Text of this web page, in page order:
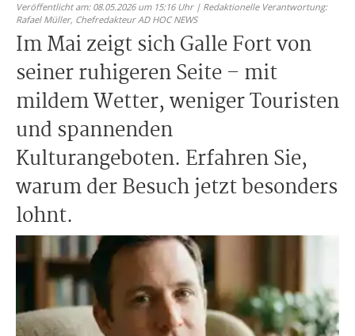
Veröffentlicht am: 08.05.2026 um 15:16 Uhr | Redaktionelle Verantwortung:
Rafael Müller, Chefredakteur AD HOC NEWS
Im Mai zeigt sich Galle Fort von
seiner ruhigeren Seite – mit
mildem Wetter, weniger Touristen
und spannenden
Kulturangeboten. Erfahren Sie,
warum der Besuch jetzt besonders
lohnt.